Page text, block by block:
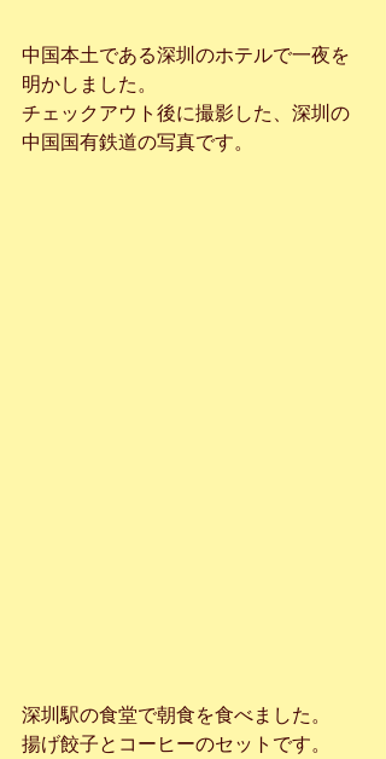
中国本土である深圳のホテルで一夜を
明かしました。
チェックアウト後に撮影した、深圳の
中国国有鉄道の写真です。
深圳駅の食堂で朝食を食べました。
揚げ餃子とコーヒーのセットです。